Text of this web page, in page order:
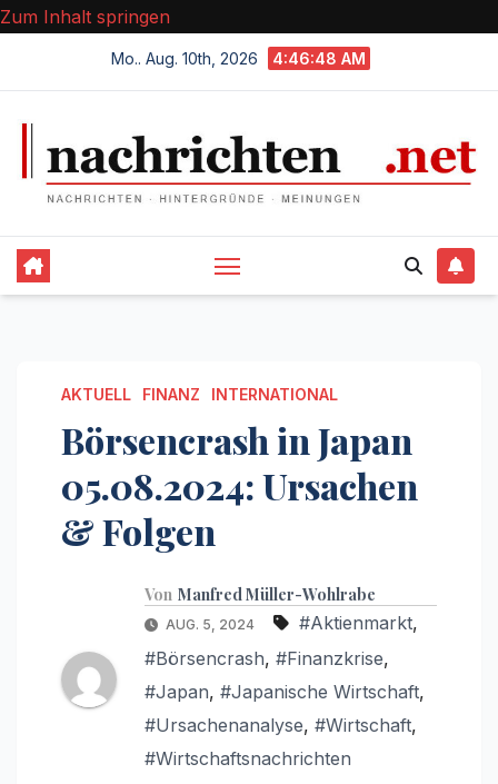
Zum Inhalt springen
Mo.. Aug. 10th, 2026 4:46:49 AM
AKTUELL FINANZ INTERNATIONAL
Börsencrash in Japan
05.08.2024: Ursachen
& Folgen
Von Manfred Müller-Wohlrabe
AUG. 5, 2024 #Aktienmarkt,
#Börsencrash, #Finanzkrise,
#Japan, #Japanische Wirtschaft,
#Ursachenanalyse, #Wirtschaft,
#Wirtschaftsnachrichten